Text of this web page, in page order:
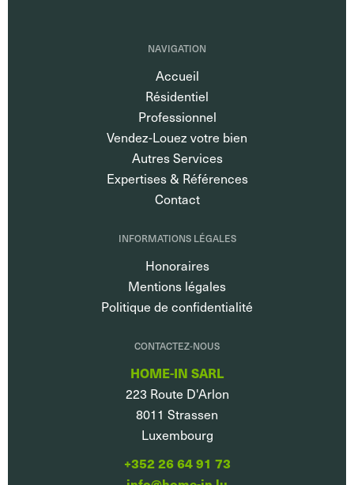
NAVIGATION
Accueil
Résidentiel
Professionnel
Vendez-Louez votre bien
Autres Services
Expertises & Références
Contact
INFORMATIONS LÉGALES
Honoraires
Mentions légales
Politique de confidentialité
CONTACTEZ-NOUS
HOME-IN SARL
223 Route D'Arlon
8011 Strassen
Luxembourg
+352 26 64 91 73